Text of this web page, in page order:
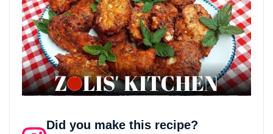
Did you make this recipe?